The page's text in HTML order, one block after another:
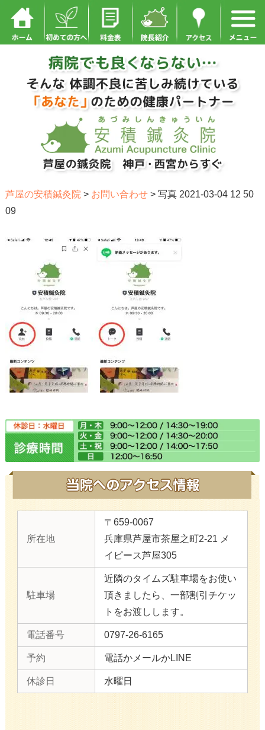
芦屋の安積鍼灸院 > お問い合わせ> 写真 2021-03-04 12 50
09
所在地
〒659-0067
兵庫県芦屋市茶屋之町2-21 メ
イピース芦屋305
駐車場
近隣のタイムズ駐車場をお使い
頂きましたら、一部割引チケッ
トをお渡しします。
電話番号 0797-26-6165
予約 電話かメールかLINE
休診日 水曜日